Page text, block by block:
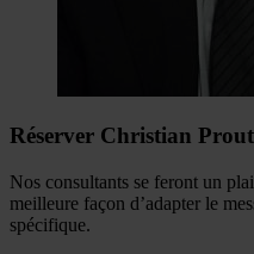
Réserver Christian
Nos consultants se feront un
meilleure façon d’adapter le
spécifique.